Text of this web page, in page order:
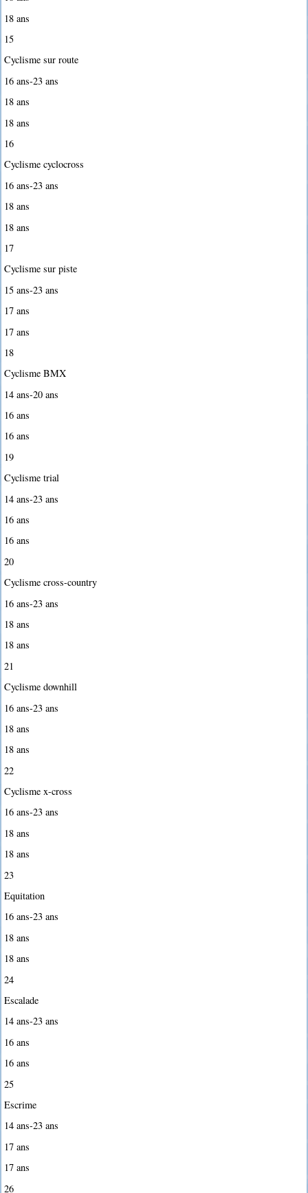
18 ans
15
Cyclisme sur route
16 ans-23 ans
18 ans
18 ans
16
Cyclisme cyclocross
16 ans-23 ans
18 ans
18 ans
17
Cyclisme sur piste
15 ans-23 ans
17 ans
17 ans
18
Cyclisme BMX
14 ans-20 ans
16 ans
16 ans
19
Cyclisme trial
14 ans-23 ans
16 ans
16 ans
20
Cyclisme cross-country
16 ans-23 ans
18 ans
18 ans
21
Cyclisme downhill
16 ans-23 ans
18 ans
18 ans
22
Cyclisme x-cross
16 ans-23 ans
18 ans
18 ans
23
Equitation
16 ans-23 ans
18 ans
18 ans
24
Escalade
14 ans-23 ans
16 ans
16 ans
25
Escrime
14 ans-23 ans
17 ans
17 ans
26